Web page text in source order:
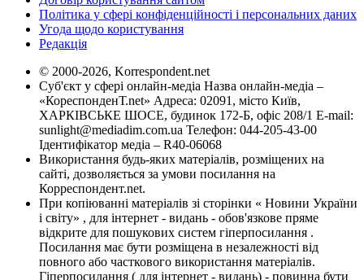
Політика у сфері конфіденційності і персональних даних
Угода щодо користування
Редакція
© 2000-2026, Korrespondent.net
Суб'єкт у сфері онлайн-медіа Назва онлайн-медіа –
«КореспонденТ.net» Адреса: 02091, місто Київ,
ХАРКІВСЬКЕ ШОСЕ, будинок 172-Б, офіс 208/1 E-mail:
sunlight@mediadim.com.ua Телефон: 044-205-43-00
Ідентифікатор медіа – R40-06068
Використання будь-яких матеріалів, розміщених на
сайті, дозволяється за умови посилання на
Корреспондент.net.
При копіюванні матеріалів зі сторінки « Новини України
і світу» , для інтернет - видань - обов'язкове пряме
відкрите для пошукових систем гіперпосилання .
Посилання має бути розміщена в незалежності від
повного або часткового використання матеріалів.
Гіперпосилання ( для інтернет - видань) - повинна бути